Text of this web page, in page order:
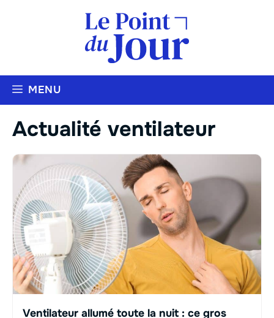
MENU
Actualité ventilateur
Ventilateur allumé toute la nuit : ce gros